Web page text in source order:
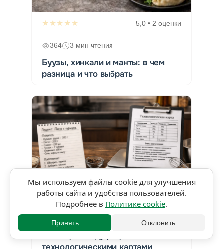
★★★★★ 5,0 • 2 оценки
364 3 мин чтения
Буузы, хинкали и манты: в чем
разница и что выбрать
★★★★★ 5,0 • 1 оценка
423 4 мин чтения
Мы используем файлы cookie для улучшения
работы сайта и удобства пользователей.
Подробнее в Политике cookie.
Принять Отклонить